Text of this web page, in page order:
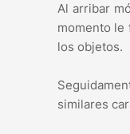
Al arribar
momento le
los objetos.
similares